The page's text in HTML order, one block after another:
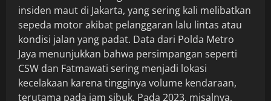
insiden maut di Jakarta, yang sering kali melibatkan
sepeda motor akibat pelanggaran lalu lintas atau
kondisi jalan yang padat. Data dari Polda Metro
Jaya menunjukkan bahwa persimpangan seperti
CSW dan Fatmawati sering menjadi lokasi
kecelakaan karena tingginya volume kendaraan,
terutama pada jam sibuk. Pada 2023, misalnya,